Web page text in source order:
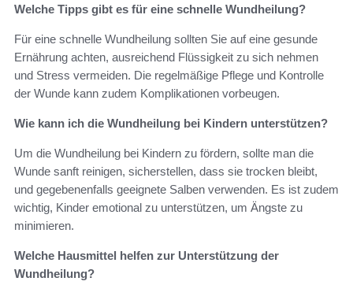
Welche Tipps gibt es für eine schnelle Wundheilung?
Für eine schnelle Wundheilung sollten Sie auf eine gesunde
Ernährung achten, ausreichend Flüssigkeit zu sich nehmen
und Stress vermeiden. Die regelmäßige Pflege und Kontrolle
der Wunde kann zudem Komplikationen vorbeugen.
Wie kann ich die Wundheilung bei Kindern unterstützen?
Um die Wundheilung bei Kindern zu fördern, sollte man die
Wunde sanft reinigen, sicherstellen, dass sie trocken bleibt,
und gegebenenfalls geeignete Salben verwenden. Es ist zudem
wichtig, Kinder emotional zu unterstützen, um Ängste zu
minimieren.
Welche Hausmittel helfen zur Unterstützung der
Wundheilung?